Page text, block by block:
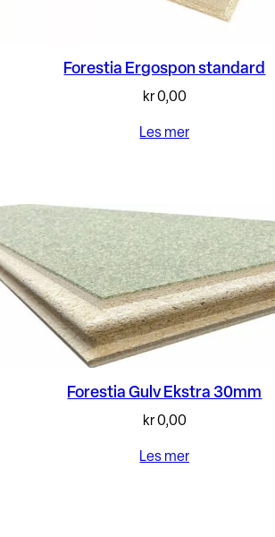
Forestia Ergospon standard
kr0,00
Les mer
Forestia Gulv Ekstra 30mm
kr0,00
Les mer